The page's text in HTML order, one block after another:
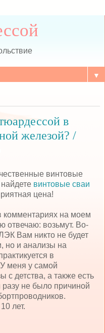
▼
в
железой? /
винтовые
винтовые сваи
цена!
комментариях на моем
отвечаю: возьмут. Во-
Вам никто не будет
но и анализы на
в
меня у самой
с детства, а также есть
не было причиной
лет.